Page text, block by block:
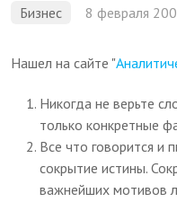
Бизнес 8 февраля
Нашел на сайте "
Никогда не верьте
только конкретные
Все что говорится и
сокрытие истины.
важнейших мотивов